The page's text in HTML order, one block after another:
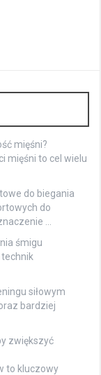
mięśni?
mięśni to cel wielu
do biegania
do
…
śmigu
siłowym
bardziej
zwiększyć
to kluczowy